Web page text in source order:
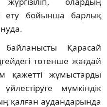
ету бойынша барлық
байланысты Қарасай
төтенше жағдай
қажетті жұмыстарды
мүмкіндік
қалған аудандарында